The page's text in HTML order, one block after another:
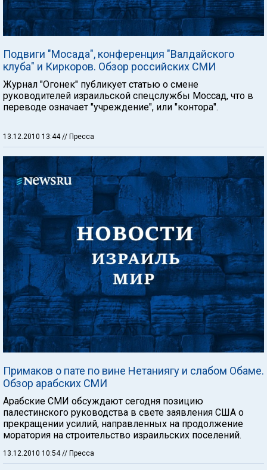
Подвиги "Мосада", конференция "Валдайского
клуба" и Киркоров. Обзор российских СМИ
Журнал "Огонек" публикует статью о смене
руководителей израильской спецслужбы Моссад, что в
переводе означает "учреждение", или "контора".
13.12.2010 13:44// Пресса
Примаков о пате по вине Нетаниягу и слабом Обаме.
Обзор арабских СМИ
Арабские СМИ обсуждают сегодня позицию
палестинского руководства в свете заявления США о
прекращении усилий, направленных на продолжение
моратория на строительство израильских поселений.
13.12.2010 10:54 // Пресса